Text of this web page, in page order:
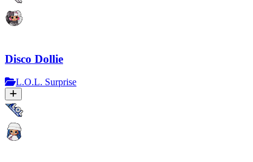
Disco Dollie
L.O.L. Surprise